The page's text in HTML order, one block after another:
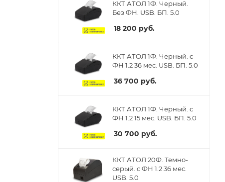
ККТ АТОЛ 1Ф. Черный.
Без ФН. USB. БП. 5.0
18 200 руб.
ККТ АТОЛ 1Ф. Черный. с
ФН 1.2 36 мес. USB. БП. 5.0
36 700 руб.
ККТ АТОЛ 1Ф. Черный. с
ФН 1.2 15 мес. USB. БП. 5.0
30 700 руб.
ККТ АТОЛ 20Ф. Темно-
серый. с ФН 1.2 36 мес.
USB. 5.0